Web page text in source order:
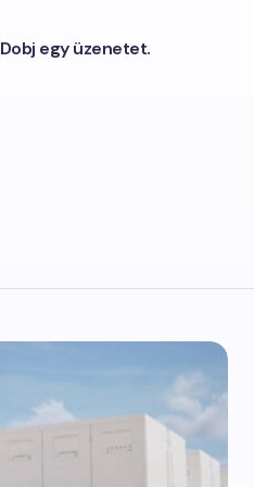
Dobj egy üzenetet.